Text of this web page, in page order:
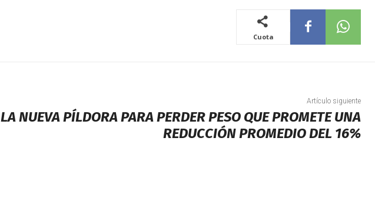
Cuota
Artículo siguiente
LA NUEVA PÍLDORA PARA PERDER PESO QUE PROMETE UNA
REDUCCIÓN PROMEDIO DEL 16%